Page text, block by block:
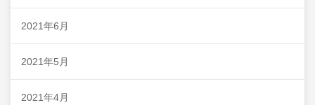
2021年6月
2021年5月
2021年4月